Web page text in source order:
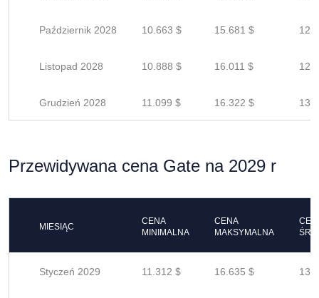
Październik 2028 10.663 $ 15.681 $
Listopad 2028 10.888 $ 16.011 $
Grudzień 2028 11.099 $ 16.322 $
Przewidywana cena Gate na 2029 r
MIESIĄC
CENA
MINIMALNA
CENA
MAKSYMALNA
Styczeń 2029 11.312 $ 16.635 $